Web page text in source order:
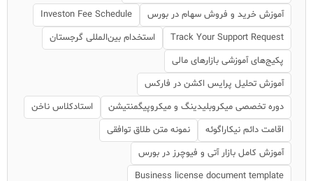
آموزش خرید و فروش سهام در بورس
Investon Fee Schedule
Track Your Support Request
استخدام بین‌المللی گرجستان
پکیج‌های آموزشی بازارهای مالی
آموزش تحلیل پرایس اکشن در فارکس
دوره تخصصی میکروبلیدینگ و میکروپیگمنتیشن
استادکلاس ناخن
اقامت دائم نیکاراگوئه
نمونه متن طلاق توافقی
آموزش کامل بازار آتی و فیوچرز در بورس
Business license document template